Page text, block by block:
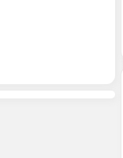
비대면 주식계
그인🏦 은행 연계